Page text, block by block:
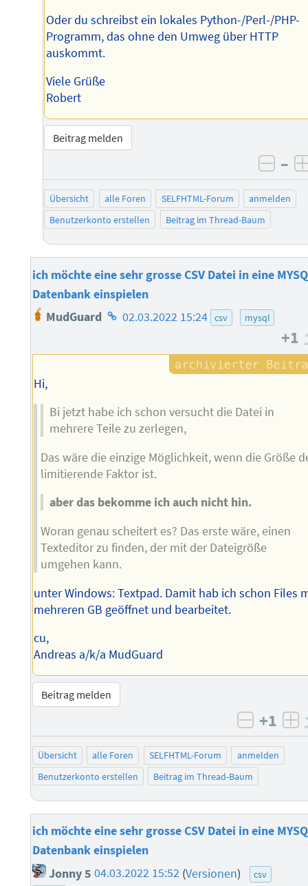
Oder du schreibst ein lokales Python-/Perl-/PHP-
Programm, das ohne den Umweg über HTTP
auskommt.
Viele Grüße
Robert
Beitrag melden
–
Übersicht alle Foren SELFHTML-Forum
anmelden
Benutzerkonto erstellen
Beitrag im Thread-Baum
ich möchte eine sehr grosse CSV Datei in eine
Datenbank einspielen
MudGuard Homepage
Autors
02.03.2022 15:24 csv mysql
+1
Hi,
Bi jetzt habe ich schon versucht die Datei in
mehrere Teile zu zerlegen,
Das wäre die einzige Möglichkeit, wenn die Größe
limitierende Faktor ist.
aber das bekomme ich auch nicht hin.
Woran genau scheitert es? Das erste wäre, einen
Texteditor zu finden, der mit der Dateigröße
umgehen kann.
unter Windows: Textpad. Damit hab ich schon Files
mehreren GB geöffnet und bearbeitet.
cu,
Andreas a/k/a MudGuard
Beitrag melden
negativ
+1
Übersicht alle Foren SELFHTML-Forum
anmelden
Benutzerkonto erstellen
Beitrag im Thread-Baum
ich möchte eine sehr grosse CSV Datei in eine
Datenbank einspielen
Jonny 5 04.03.2022 15:52 (Versionen)
csv